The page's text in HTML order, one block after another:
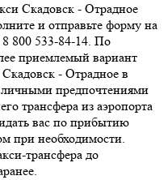
Скадовск - Отрадное
и отправьте форму на
8 800 533-84-14. По
приемлемый вариант
- Отрадное в
личными предпочтениями
трансфера из аэропорта
вас по прибытию
при необходимости.
трансфера до